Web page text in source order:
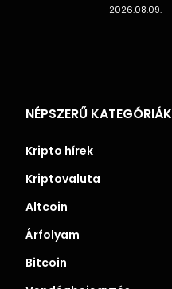
2026.08.09.
NÉPSZERŰ KATEGÓRIÁK
Kripto hírek
Kriptovaluta
Altcoin
Árfolyam
Bitcoin